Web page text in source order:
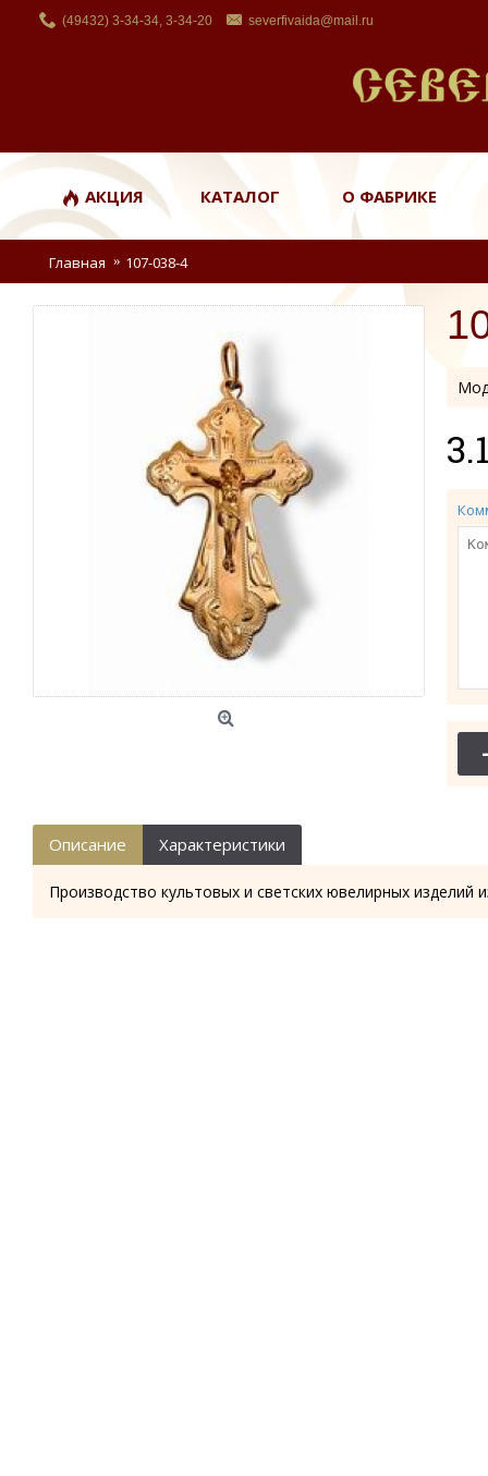
(49432) 3-34-34, 3-34-20 severfivaida@mail.ru
АКЦИЯ КАТАЛОГ О ФАБРИКЕ
Главная 107-038-4
-
Описание Характеристики
Производство культовых и светских ювелирных изделий